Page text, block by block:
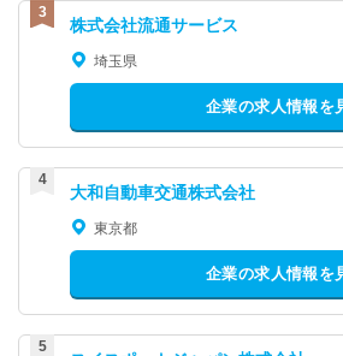
株式会社流通サービス
埼玉県
企業の求人情報を
大和自動車交通株式会社
東京都
企業の求人情報を